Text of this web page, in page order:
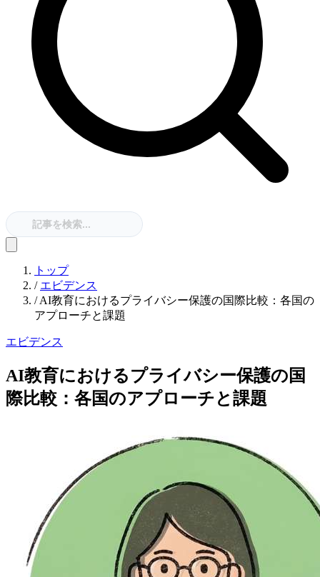
トップ
/ エビデンス
/ AI教育におけるプライバシー保護の国際比較：各国の
アプローチと課題
エビデンス
AI教育におけるプライバシー保護の国
際比較：各国のアプローチと課題